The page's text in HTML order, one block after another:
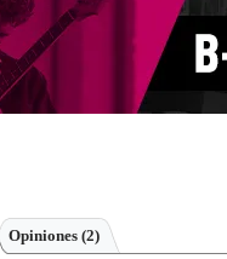
Opiniones (2)